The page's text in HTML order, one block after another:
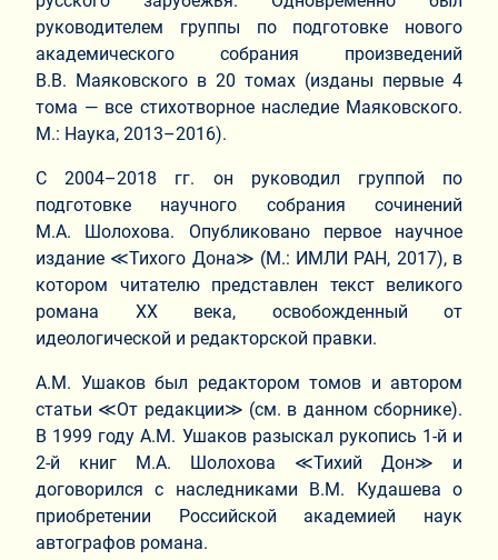
руководителем группы по подготовке нового
академического собрания произведений
В.В. Маяковского в 20 томах (изданы первые 4
тома — все стихотворное наследие Маяковского.
М.: Наука, 2013–2016).
С 2004–2018 гг. он руководил группой по
подготовке научного собрания сочинений
М.А. Шолохова. Опубликовано первое научное
издание ≪Тихого Дона≫ (М.: ИМЛИ РАН, 2017), в
котором читателю представлен текст великого
романа ХХ века, освобожденный от
идеологической и редакторской правки.
А.М. Ушаков был редактором томов и автором
статьи ≪От редакции≫ (см. в данном сборнике).
В 1999 году А.М. Ушаков разыскал рукопись 1-й и
2-й книг М.А. Шолохова ≪Тихий Дон≫ и
договорился с наследниками В.М. Кудашева о
приобретении Российской академией наук
автографов романа.